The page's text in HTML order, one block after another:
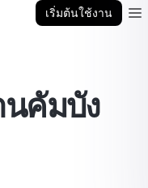
เริ่มต้นใช้งาน
นคัมบัง